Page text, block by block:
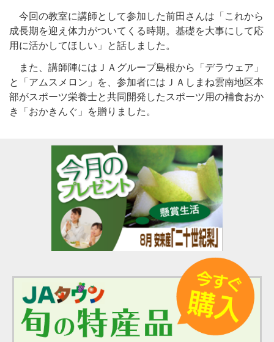
今回の教室に講師として参加した前田さんは「これから
成長期を迎え体力がついてくる時期。基礎を大事にして応
用に活かしてほしい」と話しました。
また、講師陣にはＪＡグループ島根から「デラウェア」
と「アムスメロン」を、参加者にはＪＡしまね雲南地区本
部がスポーツ栄養士と共同開発したスポーツ用の補食おか
き「おかきんぐ」を贈りました。